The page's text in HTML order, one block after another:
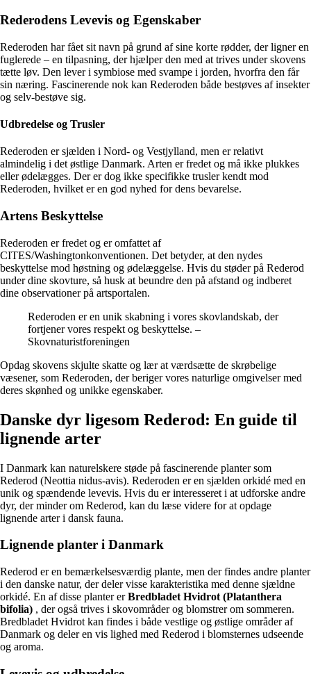
Rederodens Levevis og Egenskaber
Rederoden har fået sit navn på grund af sine korte rødder, der ligner en
fuglerede – en tilpasning, der hjælper den med at trives under skovens
tætte løv. Den lever i symbiose med svampe i jorden, hvorfra den får
sin næring. Fascinerende nok kan Rederoden både bestøves af insekter
og selv-bestøve sig.
Udbredelse og Trusler
Rederoden er sjælden i Nord- og Vestjylland, men er relativt
almindelig i det østlige Danmark. Arten er fredet og må ikke plukkes
eller ødelægges. Der er dog ikke specifikke trusler kendt mod
Rederoden, hvilket er en god nyhed for dens bevarelse.
Artens Beskyttelse
Rederoden er fredet og er omfattet af
CITES/Washingtonkonventionen. Det betyder, at den nydes
beskyttelse mod høstning og ødelæggelse. Hvis du støder på Rederod
under dine skovture, så husk at beundre den på afstand og indberet
dine observationer på artsportalen.
Rederoden er en unik skabning i vores skovlandskab, der
fortjener vores respekt og beskyttelse. –
Skovnaturistforeningen
Opdag skovens skjulte skatte og lær at værdsætte de skrøbelige
væsener, som Rederoden, der beriger vores naturlige omgivelser med
deres skønhed og unikke egenskaber.
Danske dyr ligesom Rederod: En guide til
lignende arter
I Danmark kan naturelskere støde på fascinerende planter som
Rederod (Neottia nidus-avis). Rederoden er en sjælden orkidé med en
unik og spændende levevis. Hvis du er interesseret i at udforske andre
dyr, der minder om Rederod, kan du læse videre for at opdage
lignende arter i dansk fauna.
Lignende planter i Danmark
Rederod er en bemærkelsesværdig plante, men der findes andre planter
i den danske natur, der deler visse karakteristika med denne sjældne
orkidé. En af disse planter erBredbladet Hvidrot (Platanthera
bifolia) , der også trives i skovområder og blomstrer om sommeren.
Bredbladet Hvidrot kan findes i både vestlige og østlige områder af
Danmark og deler en vis lighed med Rederod i blomsternes udseende
og aroma.